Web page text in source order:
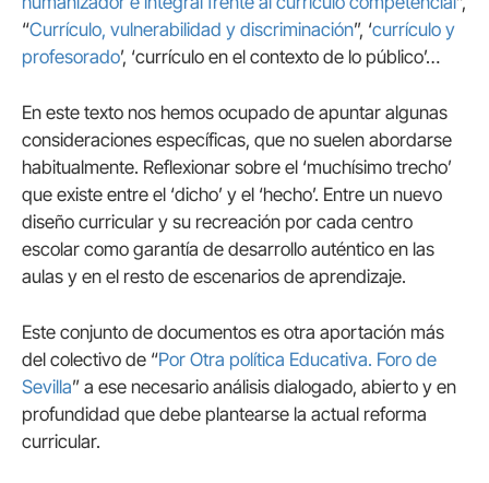
“Currículo, vulnerabilidad y discriminación”, ‘currículo y
profesorado’, ‘currículo en el contexto de lo público’…
En este texto nos hemos ocupado de apuntar algunas
consideraciones específicas, que no suelen abordarse
habitualmente. Reflexionar sobre el ‘muchísimo trecho’
que existe entre el ‘dicho’ y el ‘hecho’. Entre un nuevo
diseño curricular y su recreación por cada centro
escolar como garantía de desarrollo auténtico en las
aulas y en el resto de escenarios de aprendizaje.
Este conjunto de documentos es otra aportación más
del colectivo de “Por Otra política Educativa. Foro de
Sevilla” a ese necesario análisis dialogado, abierto y en
profundidad que debe plantearse la actual reforma
curricular.